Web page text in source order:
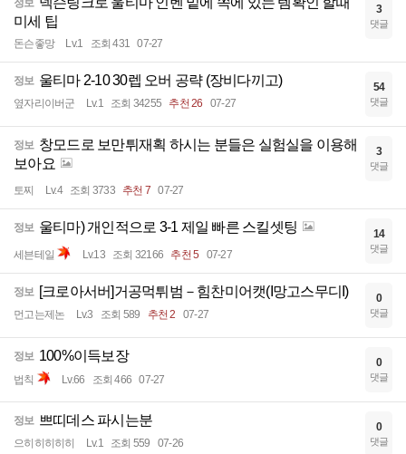
정보
미세 팁
돈슨좋망 Lv.1 조회 431 07-27
3
댓글
정보 울티마 2-10 30렙 오버 공략 (장비다끼고)
옆자리이버군 Lv.1 조회 34255 추천 26 07-27
54
댓글
정보 창모드로 보만튀재획 하시는 분들은 실험실을 이용해
보아요
토찌 Lv.4 조회 3733 추천 7 07-27
3
댓글
정보 울티마) 개인적으로 3-1 제일 빠른 스킬셋팅
세븐테일 Lv.13 조회 32166 추천 5 07-27
14
댓글
정보 [크로아서버]거공먹튀범－힘찬미어캣(I망고스무디I)
먼고는제논 Lv.3 조회 589 추천 2 07-27
0
댓글
정보 100%이득보장
법칙 Lv.66 조회 466 07-27
0
댓글
정보 쁘띠데스 파시는분
으히히히히히 Lv.1 조회 559 07-26
0
댓글